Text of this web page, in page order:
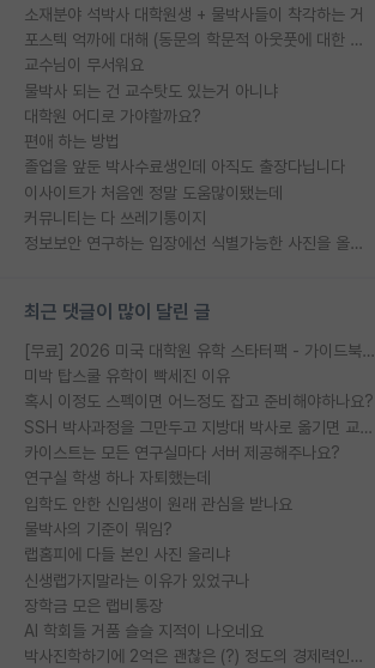
소재분야 석박사 대학원생 + 물박사들이 착각하는 거
포스텍 억까에 대해 (동문의 학문적 아웃풋에 대한 반박)
교수님이 무서워요
물박사 되는 건 교수탓도 있는거 아니냐
대학원 어디로 가야할까요?
편애 하는 방법
졸업을 앞둔 박사수료생인데 아직도 출장다닙니다
이사이트가 처음엔 정말 도움많이됐는데
커뮤니티는 다 쓰레기통이지
정보보안 연구하는 입장에선 식별가능한 사진을 올리는건 비추이긴함
최근 댓글이 많이 달린 글
[무료] 2026 미국 대학원 유학 스타터팩 - 가이드북 & 합격자 컨택메일 템플릿
미박 탑스쿨 유학이 빡세진 이유
혹시 이정도 스펙이면 어느정도 잡고 준비해야하나요?
SSH 박사과정을 그만두고 지방대 박사로 옮기면 교수의 꿈은 끝일까요?
카이스트는 모든 연구실마다 서버 제공해주나요?
연구실 학생 하나 자퇴했는데
입학도 안한 신입생이 원래 관심을 받나요
물박사의 기준이 뭐임?
랩홈피에 다들 본인 사진 올리냐
신생랩가지말라는 이유가 있었구나
장학금 모은 랩비통장
AI 학회들 거품 슬슬 지적이 나오네요
박사진학하기에 2억은 괜찮은 (?) 정도의 경제력인가요